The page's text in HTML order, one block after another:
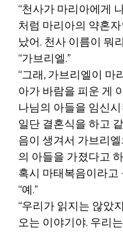
“천사가 마리아에게
처럼 마리아의 약혼
났어. 천사 이름이 뭐
“가브리엘.”
“그래, 가브리엘이 마
아가 바람을 피운 게
나님의 아들을 임신
일단 결혼식을 하고
음이 생겨서 가브리
의 아들을 가졌다고
혹시 마태복음이라고
“예.”
“우리가 읽지는 않았
오는 이야기야. 우리